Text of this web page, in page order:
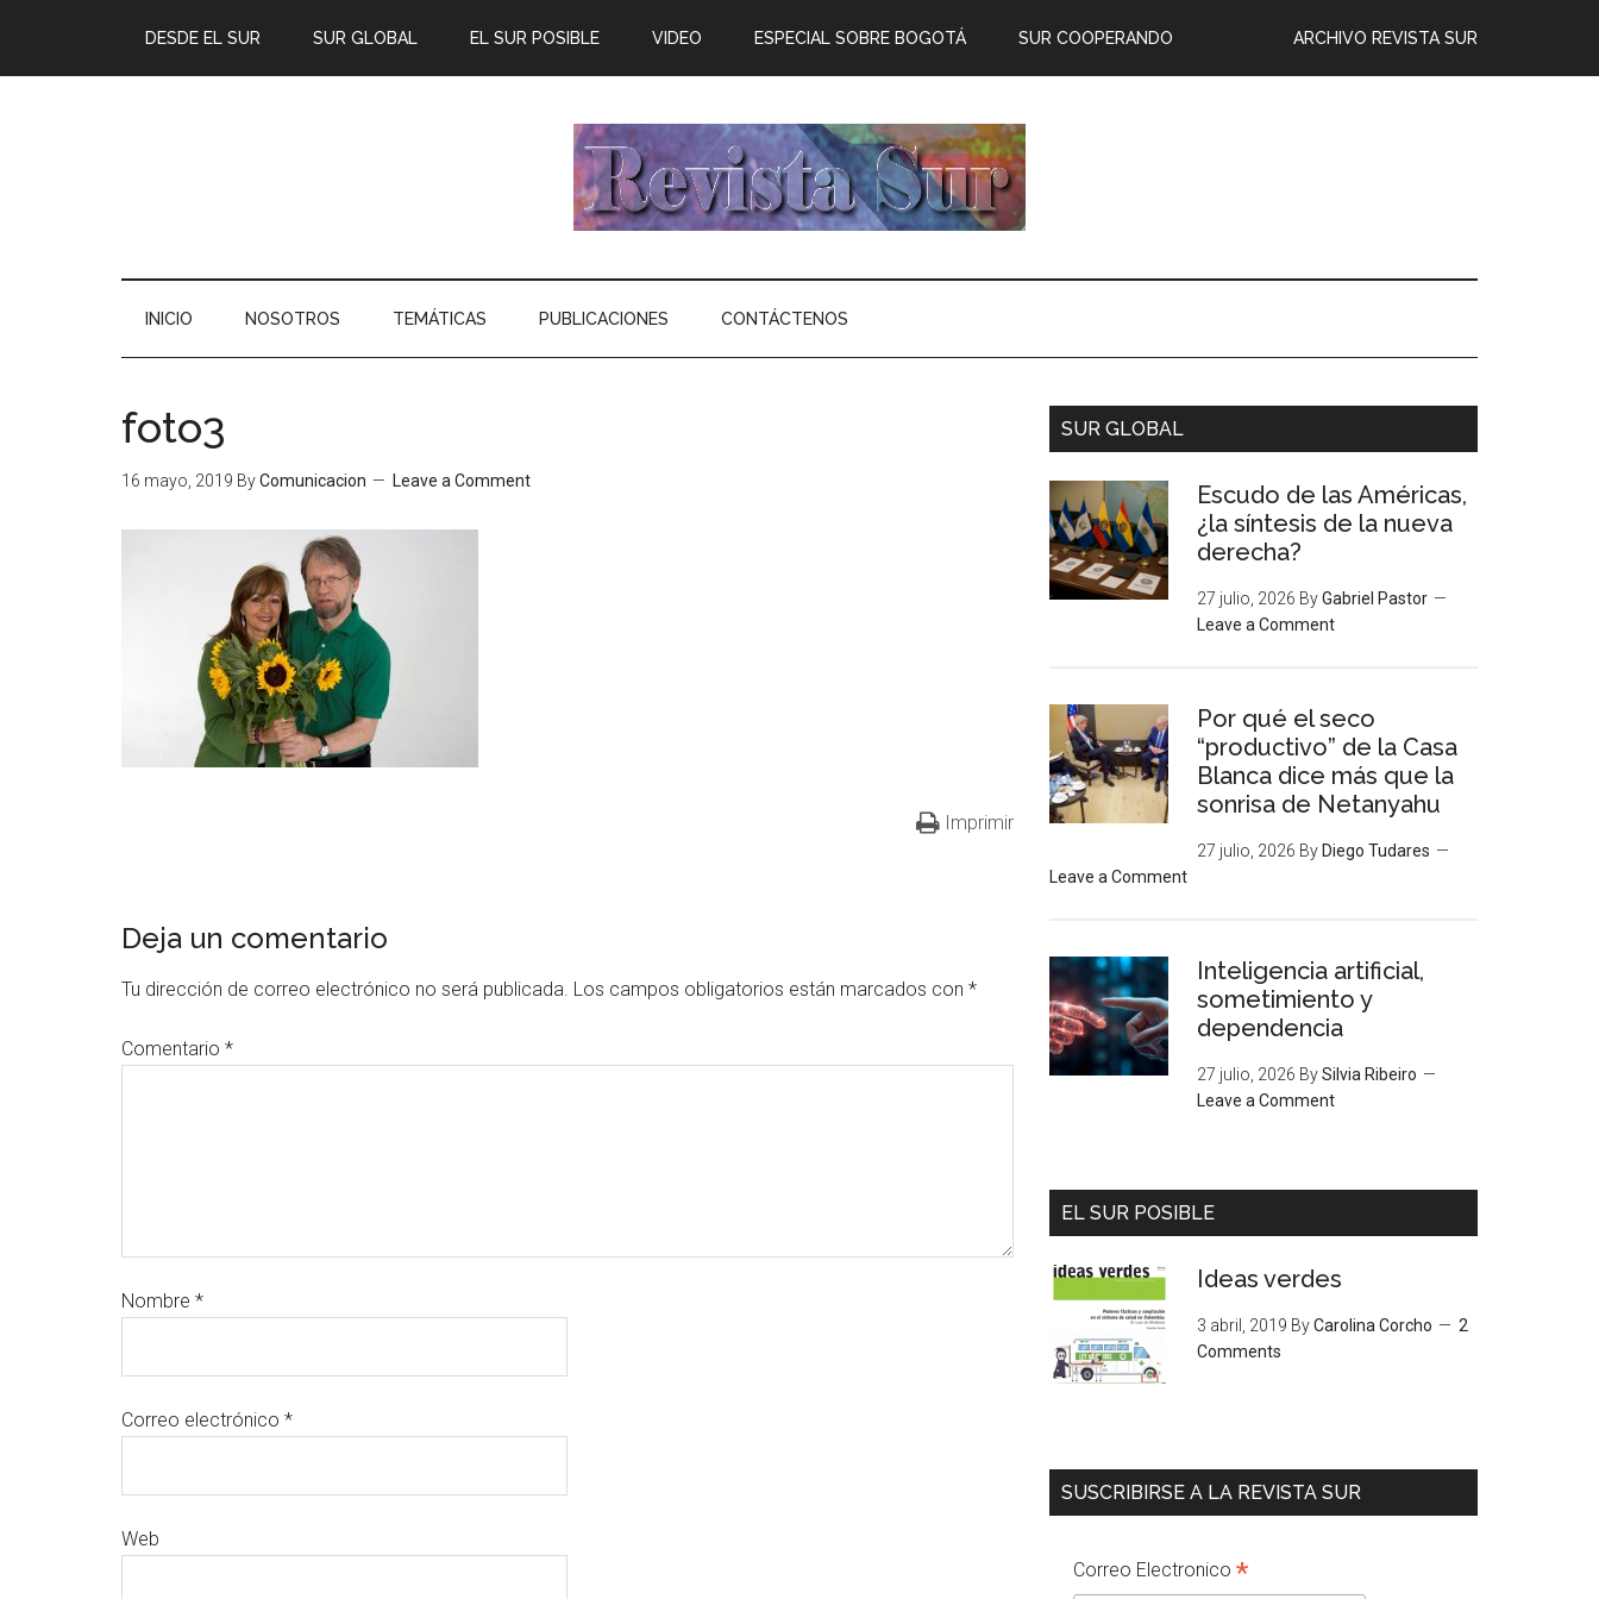
DESDE EL SUR SUR GLOBAL EL SUR POSIBLE ARCHIVO REVISTA SUR
VIDEO ESPECIAL SOBRE BOGOTÁ SUR COOPERANDO
INICIO NOSOTROS TEMÁTICAS PUBLICACIONES CONTÁCTENOS
foto3
16 mayo, 2019 ByComunicacion Leave a Comment
Imprimir
Deja un comentario
Tu dirección de correo electrónico no será publicada. Los campos obligatorios están marcados con *
Comentario *
Nombre *
Correo electrónico *
Web
SUR GLOBAL
Escudo de las Américas,
¿la síntesis de la nueva
derecha?
27 julio, 2026 ByGabriel Pastor
Leave a Comment
Por qué el seco
“productivo” de la Casa
Blanca dice más que la
sonrisa de Netanyahu
27 julio, 2026 By Diego Tudares
Leave a Comment
Inteligencia artificial,
sometimiento y
dependencia
27 julio, 2026 BySilvia Ribeiro
Leave a Comment
EL SUR POSIBLE
Ideas verdes
3 abril, 2019 ByCarolina Corcho
2
Comments
SUSCRIBIRSE A LA REVISTA SUR
Correo Electronico *